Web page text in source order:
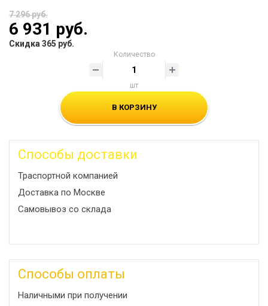
7 296 руб.
6 931 руб.
Скидка 365 руб.
Количество
шт
В КОРЗИНУ
Способы доставки
Траспортной компанией
Доставка по Москве
Самовывоз со склада
Способы оплаты
Наличными при получении